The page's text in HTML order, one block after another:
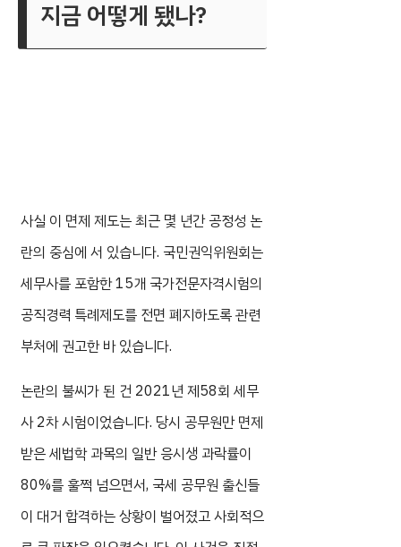
지금 어떻게 됐나?
사실 이 면제 제도는 최근 몇 년간 공정성 논
란의 중심에 서 있습니다. 국민권익위원회는
세무사를 포함한 15개 국가전문자격시험의
공직경력 특례제도를 전면 폐지하도록 관련
부처에 권고한 바 있습니다.
논란의 불씨가 된 건 2021년 제58회 세무
사 2차 시험이었습니다. 당시 공무원만 면제
받은 세법학 과목의 일반 응시생 과락률이
80%를 훌쩍 넘으면서, 국세 공무원 출신들
이 대거 합격하는 상황이 벌어졌고 사회적으